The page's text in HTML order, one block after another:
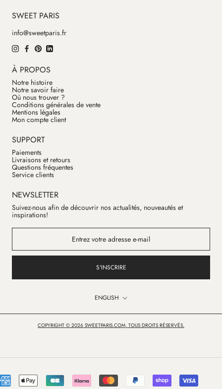
SWEET PARIS
info@sweetparis.fr
À PROPOS
Notre histoire
Notre savoir faire
Où nous trouver ?
Conditions générales de vente
Mentions légales
Mon compte client
SUPPORT
Paiements
Livraisons et retours
Questions fréquentes
Service clients
NEWSLETTER
Suivez-nous afin de découvrir nos actualités, nouveautés et
inspirations!
S'INSCRIRE
Language
ENGLISH
COPYRIGHT © 2026 SWEETPARIS.COM, TOUS DROITS RÉSERVÉS.